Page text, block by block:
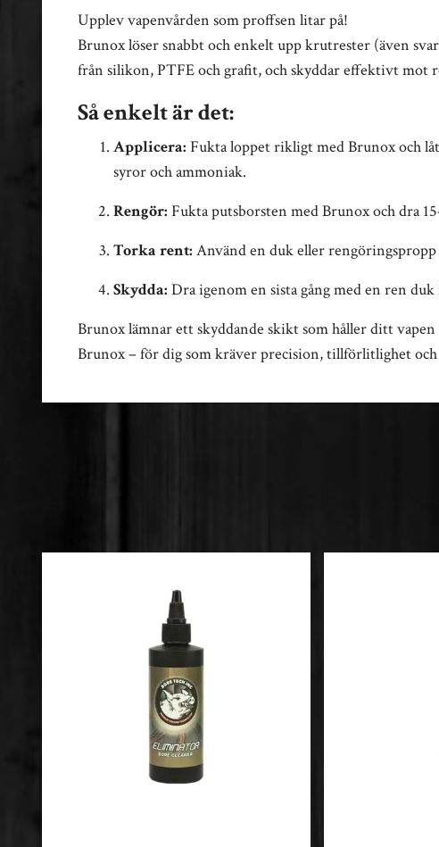
Upplev vapenvården som proffsen litar på!
Brunox löser snabbt och enkelt upp krutrester (även
från silikon, PTFE och grafit, och skyddar effektivt mot
Så enkelt är det:
Applicera: Fukta loppet rikligt med Brunox och
syror och ammoniak.
Rengör: Fukta putsborsten med Brunox och dra
Torka rent: Använd en duk eller
Skydda: Dra igenom en sista gång med en ren
Brunox lämnar ett skyddande skikt som håller ditt
Brunox – för dig som kräver precision, tillförlitlighet